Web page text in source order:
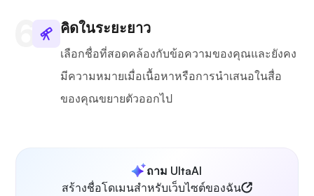
คิดในระยะยาว
เลือกชื่อที่สอดคล้องกับข้อความของคุณและยังคง
มีความหมายเมื่อเนื้อหาหรือการนำเสนอในสื่อ
ของคุณขยายตัวออกไป
ถาม UltaAI
สร้างชื่อโดเมนสำหรับเว็บไซต์ของฉัน